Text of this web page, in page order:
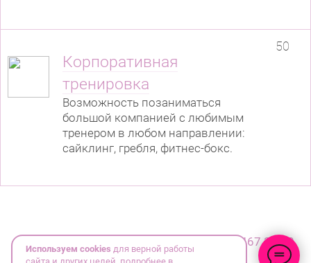
Корпоративная
тренировка
Возможность позаниматься
большой компанией с любимым
тренером в любом направлении:
сайклинг, гребля, фитнес-бокс.
50
© ИП Рудаков Олег Борисович
+7 (812) 467 34 30
Используем cookies для верной работы